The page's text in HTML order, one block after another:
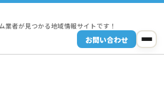
業者が見つかる地域情報サイトです！
お問い合わせ